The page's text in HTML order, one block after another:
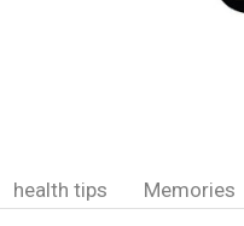
health tips Memories